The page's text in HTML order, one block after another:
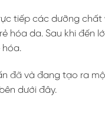
tiếp các dưỡng
hóa da. Sau khi đến
hóa.
đã và đang tạo ra
dưới đây.